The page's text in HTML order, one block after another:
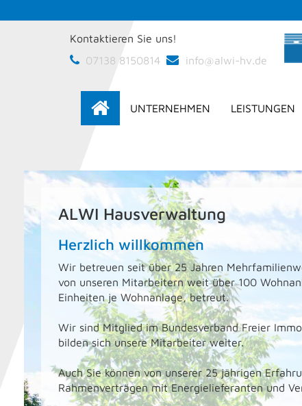
Kontaktieren Sie uns!
07138 8150814
info@alwi-hv.de
UNTERNEHMEN LEISTUNGEN
ALWI Hausverwaltung
Herzlich willkommen
Wir betreuen seit über 25 Jahren
von unseren Mitarbeitern weit über 100
Einheiten je Wohnanlage, betreut.
Wir sind Mitglied im Bundesverband Freier
bilden sich unsere Mitarbeiter weiter.
Auch Sie können von unserer 25 jährigen
Rahmenverträgen mit Energielieferanten und